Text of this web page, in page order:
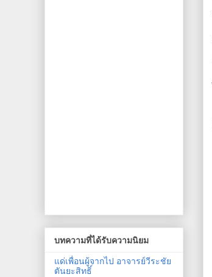
บทความที่ได้รับความนิยม
แด่เพื่อนผู้จากไป อาจารย์วีระชัย
ตันยะสิทธิ์